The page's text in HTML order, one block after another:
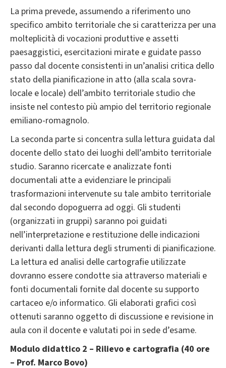
La prima prevede, assumendo a riferimento uno
specifico ambito territoriale che si caratterizza per una
molteplicità di vocazioni produttive e assetti
paesaggistici, esercitazioni mirate e guidate passo
passo dal docente consistenti in un’analisi critica dello
stato della pianificazione in atto (alla scala sovra-
locale e locale) dell’ambito territoriale studio che
insiste nel contesto più ampio del territorio regionale
emiliano-romagnolo.
La seconda parte si concentra sulla lettura guidata dal
docente dello stato dei luoghi dell’ambito territoriale
studio. Saranno ricercate e analizzate fonti
documentali atte a evidenziare le principali
trasformazioni intervenute su tale ambito territoriale
dal secondo dopoguerra ad oggi. Gli studenti
(organizzati in gruppi) saranno poi guidati
nell’interpretazione e restituzione delle indicazioni
derivanti dalla lettura degli strumenti di pianificazione.
La lettura ed analisi delle cartografie utilizzate
dovranno essere condotte sia attraverso materiali e
fonti documentali fornite dal docente su supporto
cartaceo e/o informatico. Gli elaborati grafici così
ottenuti saranno oggetto di discussione e revisione in
aula con il docente e valutati poi in sede d’esame.
Modulo didattico 2 – Rilievo e cartografia (40 ore
– Prof. Marco Bovo)